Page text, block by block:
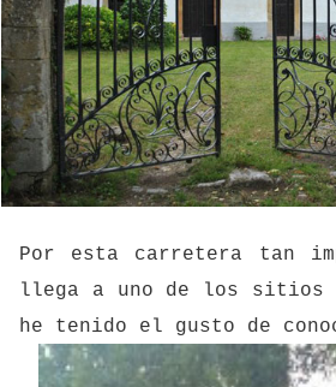
Por esta carretera tan
llega a uno de los sitios
he tenido el gusto de